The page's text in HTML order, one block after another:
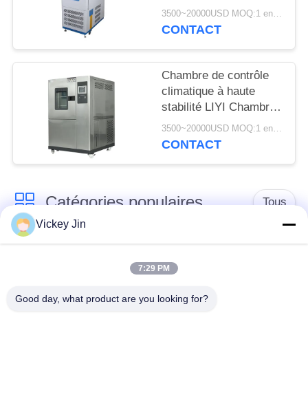
acier inoxydable 304
3500~20000USD MOQ:1 ensemble
CONTACT
Chambre de contrôle
climatique à haute
stabilité LIYI Chambre
d'essai alternée haute
et basse température
3500~20000USD MOQ:1 ensemble
CONTACT
Catégories populaires Tous
chambre d'essai
concernant
Vickey Jin
7:29 PM
Good day, what product are you looking for?